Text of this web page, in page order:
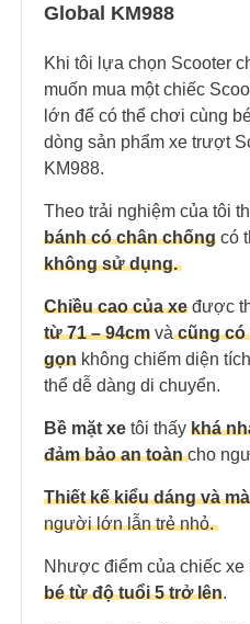
Global KM988
Khi tôi lựa chọn Scooter
muốn mua một chiếc
lớn để có thể chơi cùng
dòng sản phẩm xe trượt
KM988.
Theo trải nghiệm của tôi
bánh có chân chống có
không sử dụng.
Chiều cao của xe được
từ 71 – 94cm vàcũng có
gọn không chiếm diện
thể dễ dàng di chuyển.
Bề mặt xe tôi thấy khá
đảm bảo an toàn cho
Thiết kế kiểu dáng và
người lớn lẫn trẻ nhỏ.
Nhược điểm của chiếc xe
bé từ độ tuổi 5 trở lên.